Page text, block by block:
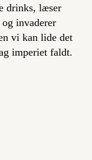
drinks, læser
invaderer
vi kan lide det
imperiet faldt.